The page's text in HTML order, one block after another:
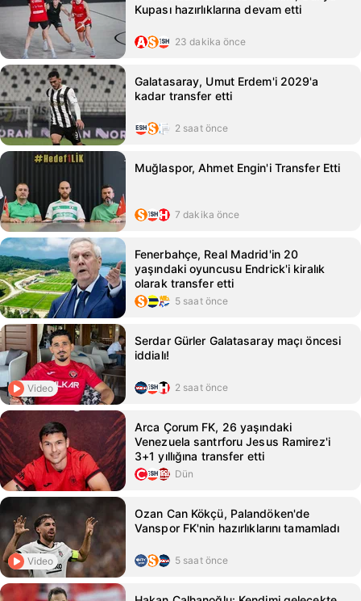
Kupası hazırlıklarına devam etti
23 dakika önce
Galatasaray, Umut Erdem'i 2029'a
kadar transfer etti
2 saat önce
Muğlaspor, Ahmet Engin'i Transfer Etti
7 dakika önce
Fenerbahçe, Real Madrid'in 20
yaşındaki oyuncusu Endrick'i kiralık
olarak transfer etti
5 saat önce
Video
Serdar Gürler Galatasaray maçı öncesi
iddialı!
2 saat önce
Arca Çorum FK, 26 yaşındaki
Venezuela santrforu Jesus Ramirez'i
3+1 yıllığına transfer etti
Dün
Video
Ozan Can Kökçü, Palandöken'de
Vanspor FK'nin hazırlıklarını tamamladı
5 saat önce